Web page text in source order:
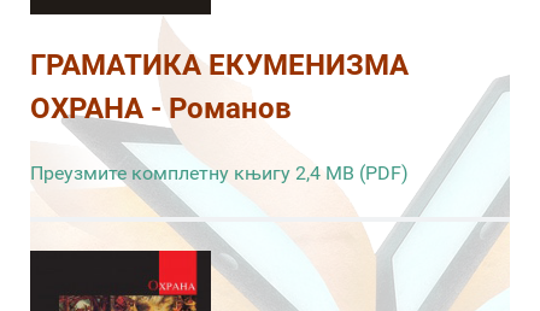
ГРАМАТИКА ЕКУМЕНИЗМА
ОХРАНА - Романов
Преузмите комплетну књигу 2,4 MB (PDF)